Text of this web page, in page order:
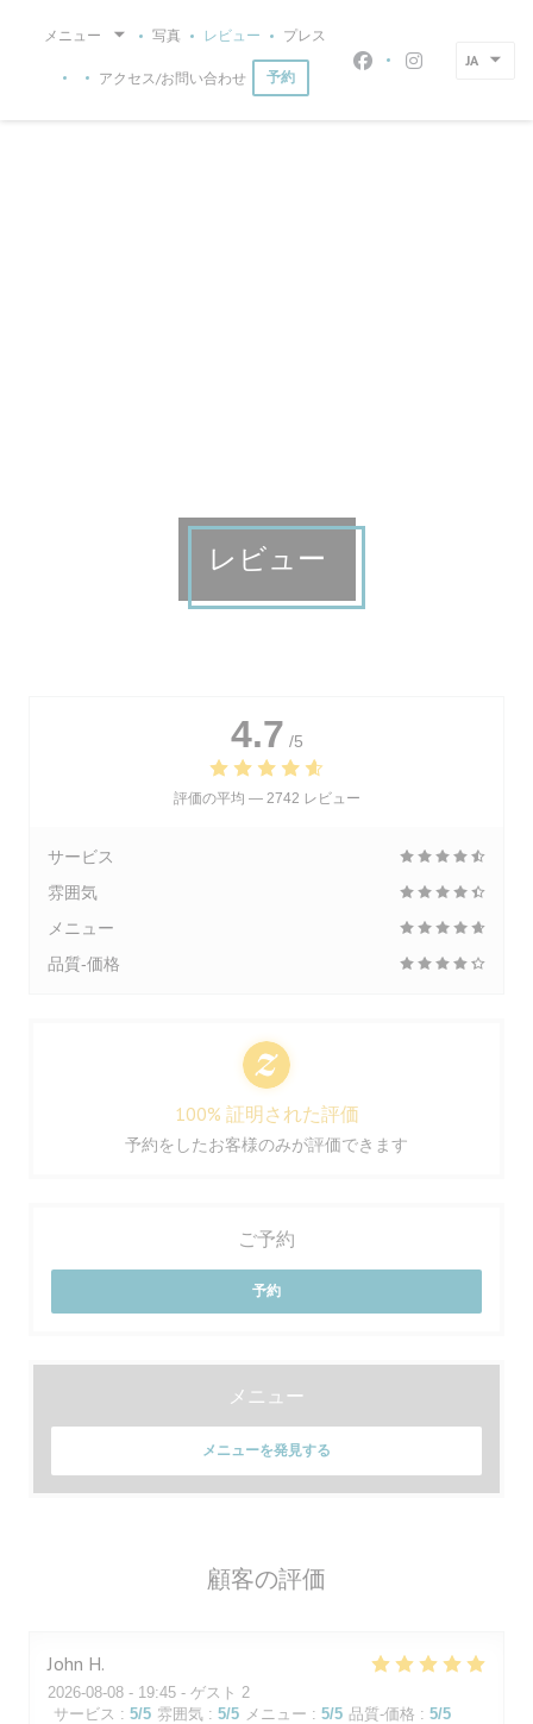
メニュー 写真 レビュー プレス
((新しいウィンドウで開きます))
アクセス/お問い合わせ 予約 Facebook ((新しい
Instagram ((
JA
レビュー
顧客の評価
John H
2026-08-08 - 19:45 - ゲスト 2
サービス : 5/5 雰囲気 : 5/5 メニュー : 5/5 品質-価格 : 5/5
4.7 /5
評価の平均 — 2742 レビュー
サービス
雰囲気
メニュー
品質-価格
100% 証明された評価
予約をしたお客様のみが評価できます
ご予約
予約
メニュー
メニューを発見する